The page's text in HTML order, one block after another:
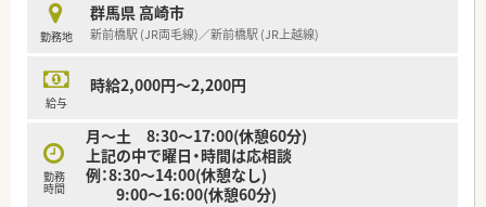
勤務地
群馬県 高崎市
新前橋駅 (JR両毛線)／新前橋駅 (JR上越線)
給与
時給2,000円～2,200円
勤務
時間
月～土 8:30〜17:00(休憩60分)
上記の中で曜日・時間は応相談
例：8:30～14:00(休憩なし)
9:00～16:00(休憩60分)